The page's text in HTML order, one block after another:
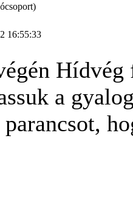
16:55:33
a